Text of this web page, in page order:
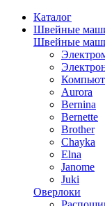
Каталог
Швейные
Швейные
Aurora
Bernina
Bernette
Brother
Chayka
Elna
Janome
Juki
Оверлоки